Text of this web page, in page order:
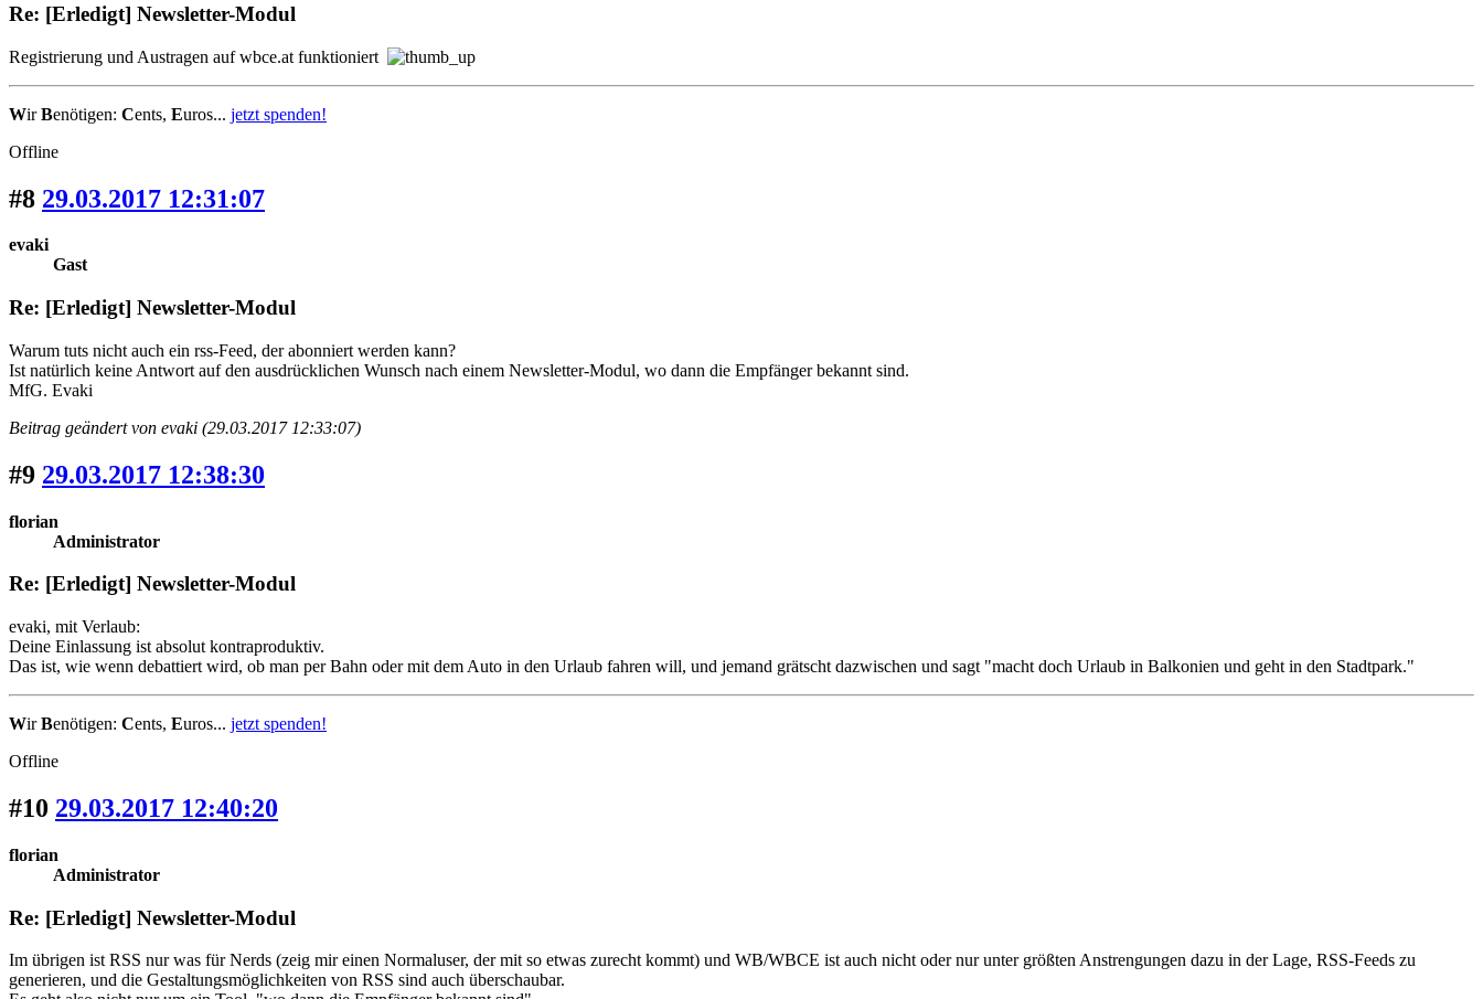
Re: [Erledigt] Newsletter-Modul
Registrierung und Austragen auf wbce.at funktioniert
WirBenötigen: Cents, Euros... jetzt spenden!
Offline
#8 29.03.2017 12:31:07
evaki
Gast
Re: [Erledigt] Newsletter-Modul
Warum tuts nicht auch ein rss-Feed, der abonniert werden kann?
Ist natürlich keine Antwort auf den ausdrücklichen Wunsch nach einem Newsletter-Modul, wo dann die Empfänger bekannt sind.
MfG. Evaki
Beitrag geändert von evaki (29.03.2017 12:33:07)
#9 29.03.2017 12:38:30
florian
Administrator
Re: [Erledigt] Newsletter-Modul
evaki, mit Verlaub:
Deine Einlassung ist absolut kontraproduktiv.
Das ist, wie wenn debattiert wird, ob man per Bahn oder mit dem Auto in den Urlaub fahren will, und jemand grätscht dazwischen und sagt "macht doch Urlaub in Balkonien und geht in den Stadtpark."
WirBenötigen: Cents, Euros... jetzt spenden!
Offline
#10 29.03.2017 12:40:20
florian
Administrator
Re: [Erledigt] Newsletter-Modul
Im übrigen ist RSS nur was für Nerds (zeig mir einen Normaluser, der mit so etwas zurecht kommt) und WB/WBCE ist auch nicht oder nur unter größten Anstrengungen dazu in der Lage, RSS-Feeds zu
generieren, und die Gestaltungsmöglichkeiten von RSS sind auch überschaubar.